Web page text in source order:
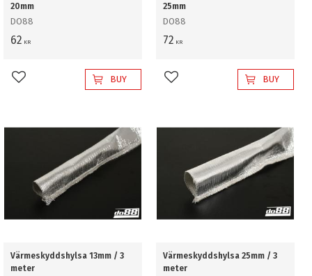
20mm
DO88
62 KR
Add to favorites BUY
25mm
DO88
72 KR
Add to favorites BUY
Värmeskyddshylsa 13mm / 3
meter
Värmeskyddshylsa 25mm / 3
meter